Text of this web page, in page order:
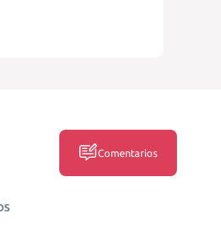
Comentarios